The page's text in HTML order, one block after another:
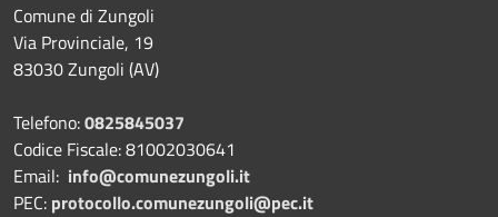
Comune di Zungoli
Via Provinciale, 19
83030 Zungoli (AV)
Telefono:0825845037
Codice Fiscale: 81002030641
Email: info@comunezungoli.it
PEC: protocollo.comunezungoli@pec.it